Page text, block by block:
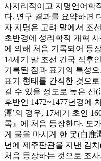
사지리적이고 지명언어학
다. 연구 결과를 요약하면
자 지명은 고려 말에서 조
초반경에 성리학적 개혁
에 의해 처음 기록되어 등
14세기 말 조선 건국 직후
기록된 점과 표기의 특성
표기 형태를 간직한 것으
길 수 있을 정도로 높은 산(
후반인 1472~1477년경에
潭’의 경우, 17세기 초인
록』에 처음 등장한다. 도
게 물을 마시게 한 못(白鹿
년에 제주판관을 지낸 김
처음 등장하는 것으로 조사